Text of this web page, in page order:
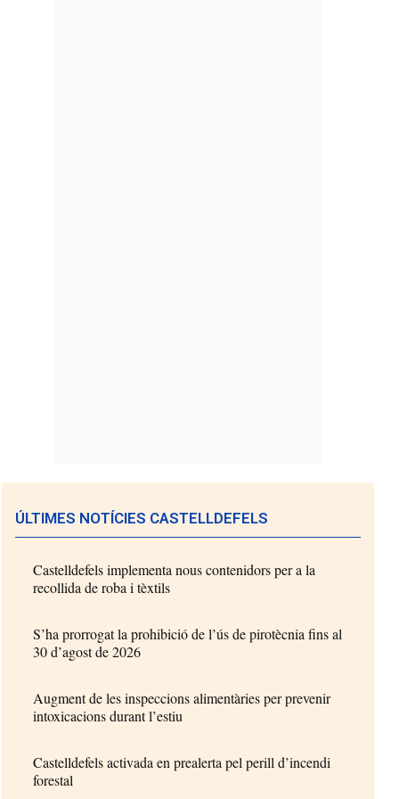
ÚLTIMES NOTÍCIES CASTELLDEFELS
Castelldefels implementa nous contenidors per a la
recollida de roba i tèxtils
S’ha prorrogat la prohibició de l’ús de pirotècnia fins al
30 d’agost de 2026
Augment de les inspeccions alimentàries per prevenir
intoxicacions durant l’estiu
Castelldefels activada en prealerta pel perill d’incendi
forestal